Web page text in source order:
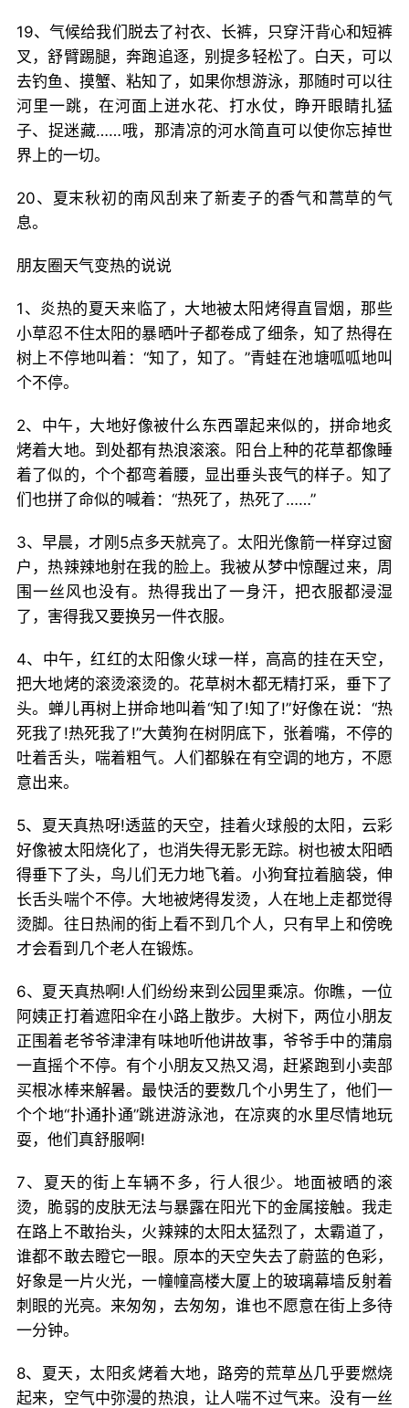
19、气候给我们脱去了衬衣、长裤，只穿汗背心和短裤
叉，舒臂踢腿，奔跑追逐，别提多轻松了。白天，可以
去钓鱼、摸蟹、粘知了，如果你想游泳，那随时可以往
河里一跳，在河面上迸水花、打水仗，睁开眼睛扎猛
子、捉迷藏……哦，那清凉的河水简直可以使你忘掉世
界上的一切。
20、夏末秋初的南风刮来了新麦子的香气和蒿草的气
息。
朋友圈天气变热的说说
1、炎热的夏天来临了，大地被太阳烤得直冒烟，那些
小草忍不住太阳的暴晒叶子都卷成了细条，知了热得在
树上不停地叫着：“知了，知了。”青蛙在池塘呱呱地叫
个不停。
2、中午，大地好像被什么东西罩起来似的，拼命地炙
烤着大地。到处都有热浪滚滚。阳台上种的花草都像睡
着了似的，个个都弯着腰，显出垂头丧气的样子。知了
们也拼了命似的喊着：“热死了，热死了……”
3、早晨，才刚5点多天就亮了。太阳光像箭一样穿过窗
户，热辣辣地射在我的脸上。我被从梦中惊醒过来，周
围一丝风也没有。热得我出了一身汗，把衣服都浸湿
了，害得我又要换另一件衣服。
4、中午，红红的太阳像火球一样，高高的挂在天空，
把大地烤的滚烫滚烫的。花草树木都无精打采，垂下了
头。蝉儿再树上拼命地叫着“知了!知了!”好像在说：“热
死我了!热死我了!”大黄狗在树阴底下，张着嘴，不停的
吐着舌头，喘着粗气。人们都躲在有空调的地方，不愿
意出来。
5、夏天真热呀!透蓝的天空，挂着火球般的太阳，云彩
好像被太阳烧化了，也消失得无影无踪。树也被太阳晒
得垂下了头，鸟儿们无力地飞着。小狗耷拉着脑袋，伸
长舌头喘个不停。大地被烤得发烫，人在地上走都觉得
烫脚。往日热闹的街上看不到几个人，只有早上和傍晚
才会看到几个老人在锻炼。
6、夏天真热啊!人们纷纷来到公园里乘凉。你瞧，一位
阿姨正打着遮阳伞在小路上散步。大树下，两位小朋友
正围着老爷爷津津有味地听他讲故事，爷爷手中的蒲扇
一直摇个不停。有个小朋友又热又渴，赶紧跑到小卖部
买根冰棒来解暑。最快活的要数几个小男生了，他们一
个个地“扑通扑通”跳进游泳池，在凉爽的水里尽情地玩
耍，他们真舒服啊!
7、夏天的街上车辆不多，行人很少。地面被晒的滚
烫，脆弱的皮肤无法与暴露在阳光下的金属接触。我走
在路上不敢抬头，火辣辣的太阳太猛烈了，太霸道了，
谁都不敢去瞪它一眼。原本的天空失去了蔚蓝的色彩，
好象是一片火光，一幢幢高楼大厦上的玻璃幕墙反射着
刺眼的光亮。来匆匆，去匆匆，谁也不愿意在街上多待
一分钟。
8、夏天，太阳炙烤着大地，路旁的荒草丛几乎要燃烧
起来，空气中弥漫的热浪，让人喘不过气来。没有一丝